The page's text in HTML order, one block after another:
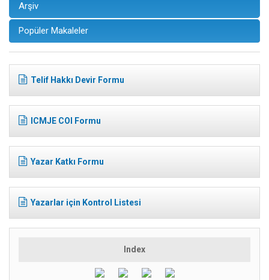
Arşiv
Popüler Makaleler
Telif Hakkı Devir Formu
ICMJE COI Formu
Yazar Katkı Formu
Yazarlar için Kontrol Listesi
Index